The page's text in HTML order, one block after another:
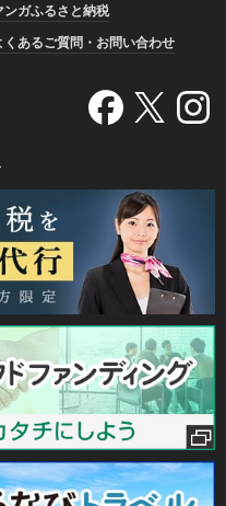
ンガふるさと納税
くあるご質問・お問い合わせ